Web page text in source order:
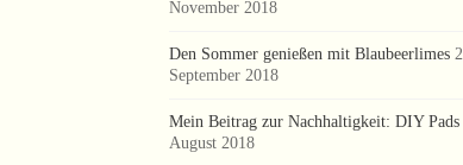
November 2018
Den Sommer genießen mit Blaubeerlimes 2.
September 2018
Mein Beitrag zur Nachhaltigkeit: DIY Pads
August 2018